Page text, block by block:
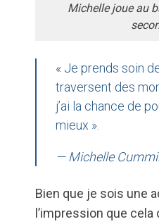
Michelle joue au
« Je prends soin
traversent des
j’ai la chance de
mieux ».
— Michelle
Bien que je sois une
l’impression que